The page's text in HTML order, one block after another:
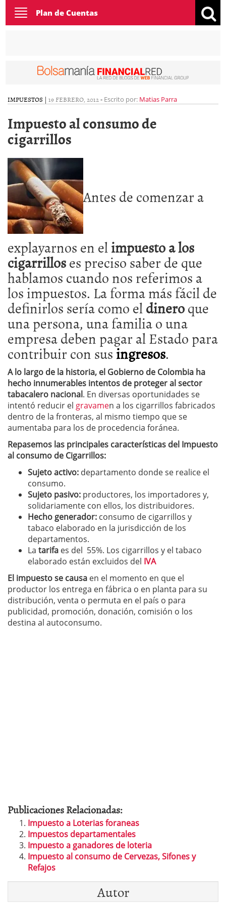
Toggle
navigation
Plan de Cuentas
IMPUESTOS | 19 FEBRERO, 2012- Escrito por: Matias Parra
Impuesto al consumo de
cigarrillos
Antes de comenzar a
explayarnos en elimpuesto a los
cigarrilloses preciso saber de que
hablamos cuando nos referimos a
los impuestos. La forma más fácil de
definirlos sería como eldineroque
una persona, una familia o una
empresa deben pagar al Estado para
contribuir con susingresos.
A lo largo de la historia, el Gobierno de Colombia ha
hecho innumerables intentos de proteger al sector
tabacalero nacional. En diversas oportunidades se
intentó reducir el gravamen a los cigarrillos fabricados
dentro de la fronteras, al mismo tiempo que se
aumentaba para los de procedencia foránea.
Repasemos las principales características del Impuesto
al consumo de Cigarrillos:
Sujeto activo: departamento donde se realice el
consumo.
Sujeto pasivo: productores, los importadores y,
solidariamente con ellos, los distribuidores.
Hecho generador: consumo de cigarrillos y
tabaco elaborado en la jurisdicción de los
departamentos.
La tarifa es del 55%. Los cigarrillos y el tabaco
elaborado están excluidos del IVA
El impuesto se causa en el momento en que el
productor los entrega en fábrica o en planta para su
distribución, venta o permuta en el país o para
publicidad, promoción, donación, comisión o los
destina al autoconsumo.
Publicaciones Relacionadas:
Impuesto a Loterias foraneas
Impuestos departamentales
Impuesto a ganadores de loteria
Impuesto al consumo de Cervezas, Sifones y
Refajos
Autor